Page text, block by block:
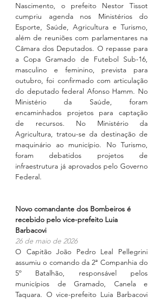
Nascimento, o prefeito Nestor Tissot
cumpriu agenda nos Ministérios do
Esporte, Saúde, Agricultura e Turismo,
além de reuniões com parlamentares na
Câmara dos Deputados. O repasse para
a Copa Gramado de Futebol Sub-16,
masculino e feminino, prevista para
outubro, foi confirmado com articulação
do deputado federal Afonso Hamm. No
Ministério da Saúde, foram
encaminhados projetos para captação
de recursos. No Ministério da
Agricultura, tratou-se da destinação de
maquinário ao município. No Turismo,
foram debatidos projetos de
infraestrutura já aprovados pelo Governo
Federal.
Novo comandante dos Bombeiros é
recebido pelo vice-prefeito Luia
Barbacovi
26 de maio de 2026
O Capitão João Pedro Leal Pellegrini
assumiu o comando da 2ª Companhia do
5º Batalhão, responsável pelos
municípios de Gramado, Canela e
Taquara. O vice-prefeito Luia Barbacovi